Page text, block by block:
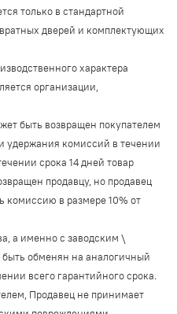
только в стандартной
дверей и комплектующих
характера
организации,
быть возвращен покупателем
удержания комиссий в течении
срока 14 дней товар
продавцу, но продавец
комиссию в размере 10% от
а именно с заводским \
обменян на аналогичный
всего гарантийного срока.
Продавец не принимает